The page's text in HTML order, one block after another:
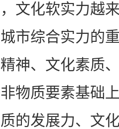
化软实力越来
市综合实力的
神、文化素质
物质要素基础
的发展力、文